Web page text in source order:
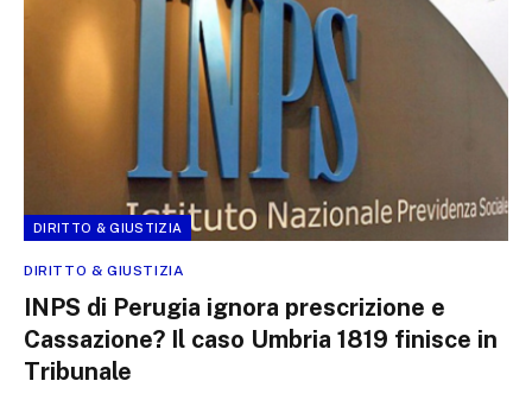
DIRITTO & GIUSTIZIA
DIRITTO & GIUSTIZIA
INPS di Perugia ignora prescrizione e
Cassazione? Il caso Umbria 1819 finisce in
Tribunale